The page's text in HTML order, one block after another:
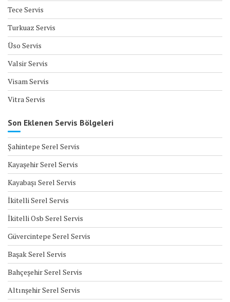
Tece Servis
Turkuaz Servis
Üso Servis
Valsir Servis
Visam Servis
Vitra Servis
Son Eklenen Servis Bölgeleri
Şahintepe Serel Servis
Kayaşehir Serel Servis
Kayabaşı Serel Servis
İkitelli Serel Servis
İkitelli Osb Serel Servis
Güvercintepe Serel Servis
Başak Serel Servis
Bahçeşehir Serel Servis
Altınşehir Serel Servis